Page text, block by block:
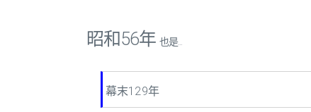
昭和56年 也是...
幕末129年